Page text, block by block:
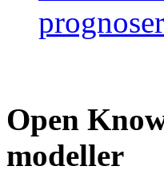
Open
modeller